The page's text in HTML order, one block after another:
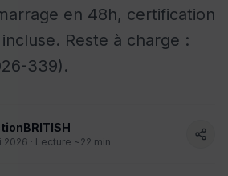
en 48h, certification
Reste à charge :
339).
2026 · Lecture ~22 min